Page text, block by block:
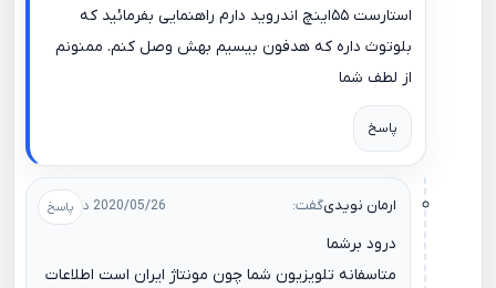
استارست ۵۵اینچ اندروید دارم راهنمایی بفرمائید که
بلوتوث داره که هدفون بیسیم بهش وصل کنم. ممنونم
از لطف شما
پاسخ
ارمان نویدیگفت: 2020/05/26 در 09:13
درود برشما
متاسفانه تلویزیون شما چون مونتاژ ایران است اطلاعات